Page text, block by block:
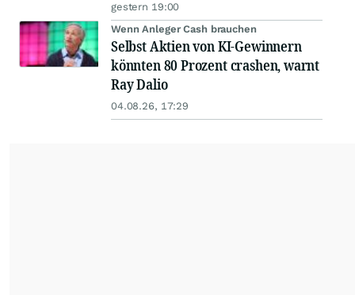
gestern 19:00
Wenn Anleger Cash brauchen
Selbst Aktien von KI-Gewinnern
könnten 80 Prozent crashen, warnt
Ray Dalio
04.08.26, 17:29